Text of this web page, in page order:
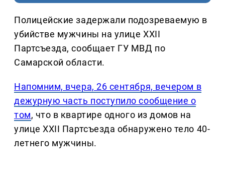
Полицейские задержали подозреваемую в
убийстве мужчины на улице XXII
Партсъезда, сообщает ГУ МВД по
Самарской области.
Напомним, вчера, 26 сентября, вечером в
дежурную часть поступило сообщение о
том, что в квартире одного из домов на
улице XXII Партсъезда обнаружено тело 40-
летнего мужчины.